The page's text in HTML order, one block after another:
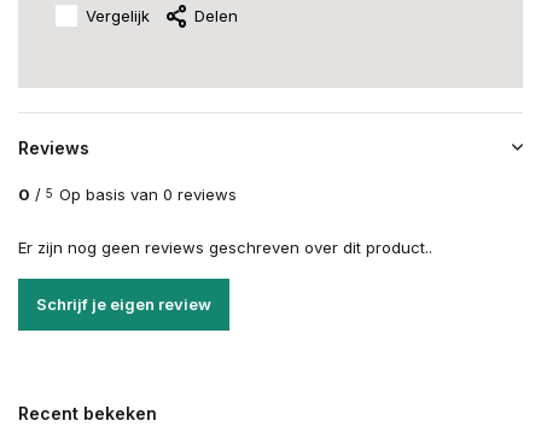
Vergelijk Delen
Reviews
0 / 5 Op basis van 0 reviews
Er zijn nog geen reviews geschreven over dit product..
Schrijf je eigen review
Recent bekeken